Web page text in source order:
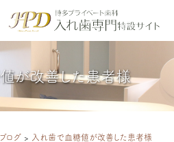
が改善した患者様
ブログ > 入れ歯で血糖値が改善した患者様